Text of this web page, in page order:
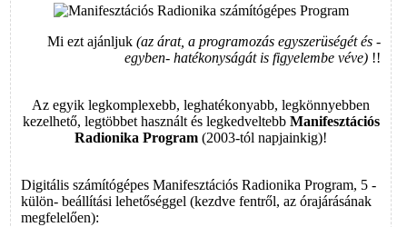
Mi ezt ajánljuk (az árat, a programozás egyszerüségét és -
egyben- hatékonyságát is figyelembe véve) !!
Az egyik legkomplexebb, leghatékonyabb, legkönnyebben
kezelhető, legtöbbet használt és legkedveltebb Manifesztációs
Radionika Program (2003-tól napjainkig)!
Digitális számítógépes Manifesztációs Radionika Program, 5 -
külön- beállítási lehetőséggel (kezdve fentről, az órajárásának
megfelelően):